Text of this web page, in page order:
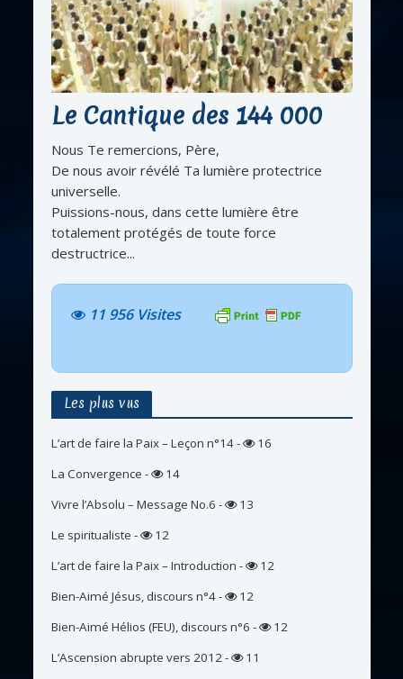
Le Cantique des 144 000
Nous Te remercions, Père,
De nous avoir révélé Ta lumière protectrice
universelle.
Puissions-nous, dans cette lumière être
totalement protégés de toute force
destructrice...
11 956 Visites
Les plus vus
L’art de faire la Paix – Leçon n°14-
16
La Convergence -
14
Vivre l’Absolu – Message No.6 -
13
Le spiritualiste -
12
L’art de faire la Paix – Introduction -
12
Bien-Aimé Jésus, discours n°4-
12
Bien-Aimé Hélios (FEU), discours n°6 -
12
L’Ascension abrupte vers 2012-
11